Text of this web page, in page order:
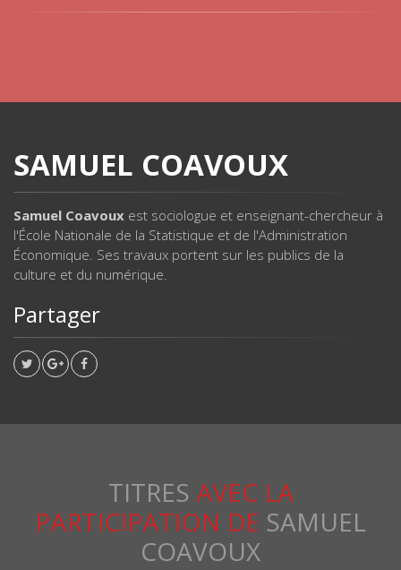
SAMUEL COAVOUX
Samuel Coavoux est sociologue et enseignant-chercheur à
l'École Nationale de la Statistique et de l'Administration
Économique. Ses travaux portent sur les publics de la
culture et du numérique.
Partager
TITRES AVEC LA
PARTICIPATION DE SAMUEL
COAVOUX